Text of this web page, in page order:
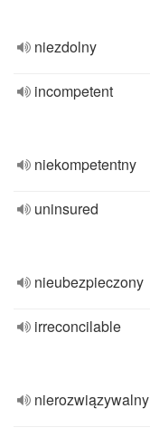
niezdolny
incompetent
niekompetentny
uninsured
nieubezpieczony
irreconcilable
nierozwiązywalny